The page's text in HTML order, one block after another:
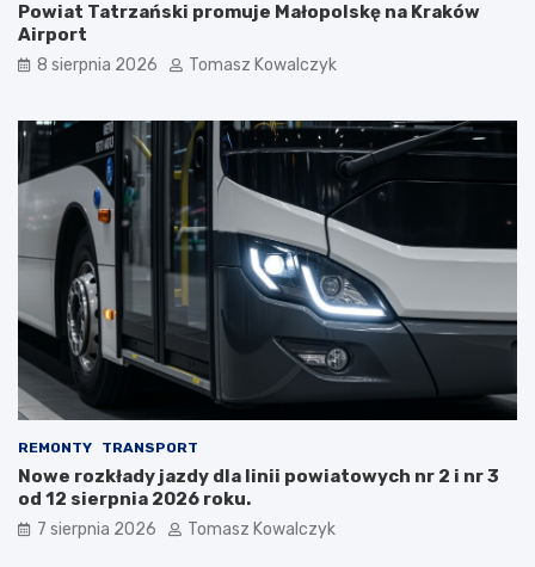
Powiat Tatrzański promuje Małopolskę na Kraków
Airport
8 sierpnia 2026 Tomasz Kowalczyk
REMONTY TRANSPORT
Nowe rozkłady jazdy dla linii powiatowych nr 2 i nr 3
od 12 sierpnia 2026 roku.
7 sierpnia 2026 Tomasz Kowalczyk